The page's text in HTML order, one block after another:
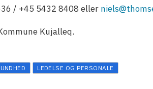
/ +45 5432 8408 eller
Kujalleq.
LEDELSE OG PERSONALE